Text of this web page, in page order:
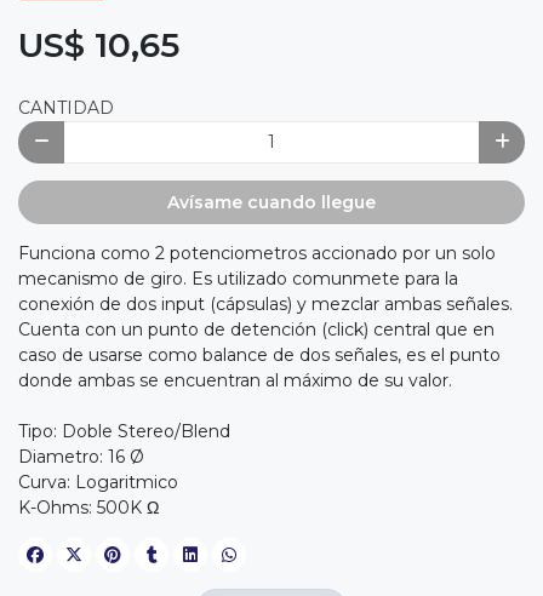
US$ 10,65
CANTIDAD
Avísame cuando llegue
Funciona como 2 potenciometros accionado por un solo
mecanismo de giro. Es utilizado comunmete para la
conexión de dos input (cápsulas) y mezclar ambas señales.
Cuenta con un punto de detención (click) central que en
caso de usarse como balance de dos señales, es el punto
donde ambas se encuentran al máximo de su valor.
Tipo: Doble Stereo/Blend
Diametro: 16 Ø
Curva: Logaritmico
K-Ohms: 500K Ω